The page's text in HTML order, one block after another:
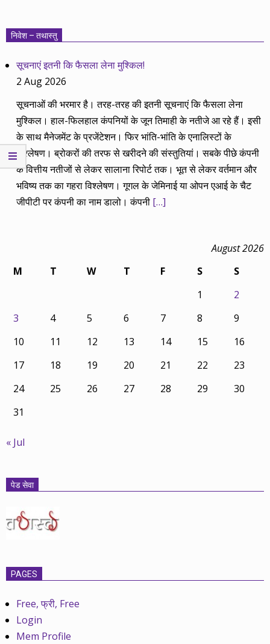
निवेश – तथास्तु
सूचनाएं इतनी कि फैसला लेना मुश्किल!
2 Aug 2026
सूचनाओं की भरमार है। तरह-तरह की इतनी सूचनाएं कि फैसला लेना
मुश्किल। हाल-फिलहाल कंपनियों के जून तिमाही के नतीजे आ रहे हैं। इसी
के साथ मैनेजमेंट के प्रजेंटेशन। फिर भांति-भांति के एनालिस्टों के
विश्लेषण। ब्रोकरों की तरफ से खरीदने की संस्तुतियां। सबके पीछे कंपनी
के वित्तीय नतीजों से लेकर सालाना रिपोर्ट तक। भूत से लेकर वर्तमान और
भविष्य तक का गहरा विश्लेषण। गूगल के जेमिनाई या ओपन एआई के चैट
जीपीटी पर कंपनी का नाम डालो। कंपनी […]
August 2026
M
T W T F S
S
1
2
3
4 5 6 7 8
9
10
11 12 13 14 15
16
17
18 19 20 21 22
23
24
25 26 27 28 29
30
31
« Jul
पेड सेवा
PAGES
Free, फ्री, Free
Login
Mem Profile